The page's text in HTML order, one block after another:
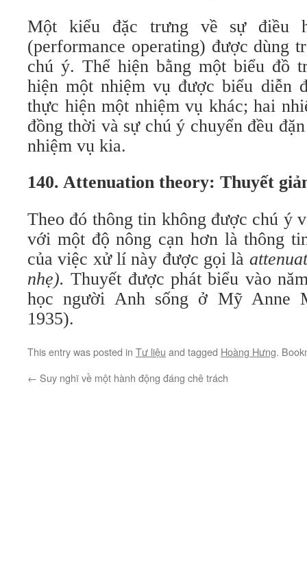
Một kiểu đặc trưng về sự điều
(performance operating) được dùng
chú ý. Thể hiện bằng một biểu đồ
hiện một nhiệm vụ được biểu diễn
thực hiện một nhiệm vụ khác; hai
đồng thời và sự chú ý chuyển đều
nhiệm vụ kia.
140. Attenuation theory: Thuyết
Theo đó thông tin không được chú ý
với một độ nông cạn hơn là thông
của việc xử lí này được gọi là
nhẹ).Thuyết được phát biểu vào
học người Anh sống ở Mỹ Anne
1935).
This entry was posted in Tư liệu and tagged Hoàng Hưng.
← Suy nghĩ về một hành động đáng chê trách